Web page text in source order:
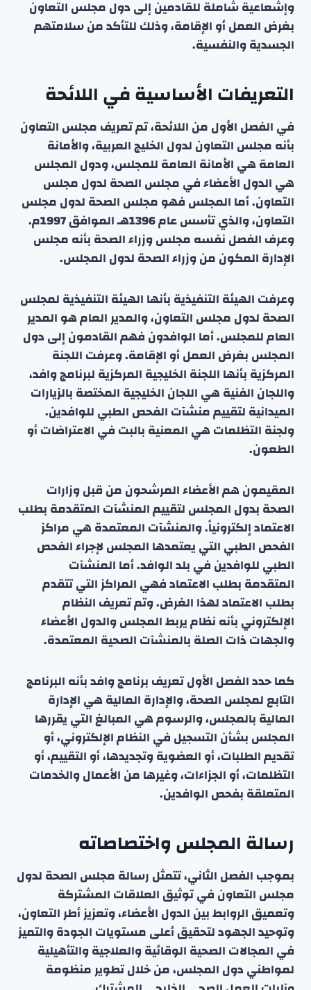
وإشعاعية شاملة للقادمين إلى دول مجلس التعاون
بغرض العمل أو الإقامة، وذلك للتأكد من سلامتهم
الجسدية والنفسية.
التعريفات الأساسية في اللائحة
في الفصل الأول من اللائحة، تم تعريف مجلس التعاون
بأنه مجلس التعاون لدول الخليج العربية، والأمانة
العامة هي الأمانة العامة للمجلس، ودول المجلس
هي الدول الأعضاء في مجلس الصحة لدول مجلس
التعاون. أما المجلس فهو مجلس الصحة لدول مجلس
التعاون، والذي تأسس عام 1396هـ الموافق 1997م.
وعرف الفصل نفسه مجلس وزراء الصحة بأنه مجلس
الإدارة المكون من وزراء الصحة لدول المجلس.
وعرفت الهيئة التنفيذية بأنها الهيئة التنفيذية لمجلس
الصحة لدول مجلس التعاون، والمدير العام هو المدير
العام للمجلس. أما الوافدون فهم القادمون إلى دول
المجلس بغرض العمل أو الإقامة. وعرفت اللجنة
المركزية بأنها اللجنة الخليجية المركزية لبرنامج وافد،
واللجان الفنية هي اللجان الخليجية المختصة بالزيارات
الميدانية لتقييم منشآت الفحص الطبي للوافدين.
ولجنة التظلمات هي المعنية بالبت في الاعتراضات أو
الطعون.
المقيمون هم الأعضاء المرشحون من قبل وزارات
الصحة بدول المجلس لتقييم المنشآت المتقدمة بطلب
الاعتماد إلكترونياً. والمنشآت المعتمدة هي مراكز
الفحص الطبي التي يعتمدها المجلس لإجراء الفحص
الطبي للوافدين في بلد الوافد. أما المنشآت
المتقدمة بطلب الاعتماد فهي المراكز التي تتقدم
بطلب الاعتماد لهذا الغرض. وتم تعريف النظام
الإلكتروني بأنه نظام يربط المجلس والدول الأعضاء
والجهات ذات الصلة بالمنشآت الصحية المعتمدة.
كما حدد الفصل الأول تعريف برنامج وافد بأنه البرنامج
التابع لمجلس الصحة، والإدارة المالية هي الإدارة
المالية بالمجلس، والرسوم هي المبالغ التي يقررها
المجلس بشأن التسجيل في النظام الإلكتروني، أو
تقديم الطلبات، أو العضوية وتجديدها، أو التقييم، أو
التظلمات، أو الجزاءات، وغيرها من الأعمال والخدمات
المتعلقة بفحص الوافدين.
رسالة المجلس واختصاصاته
بموجب الفصل الثاني، تتمثل رسالة مجلس الصحة لدول
مجلس التعاون في توثيق العلاقات المشتركة
وتعميق الروابط بين الدول الأعضاء، وتعزيز أطر التعاون،
وتوحيد الجهود لتحقيق أعلى مستويات الجودة والتميز
في المجالات الصحية الوقائية والعلاجية والتأهيلية
لمواطني دول المجلس، من خلال تطوير منظومة